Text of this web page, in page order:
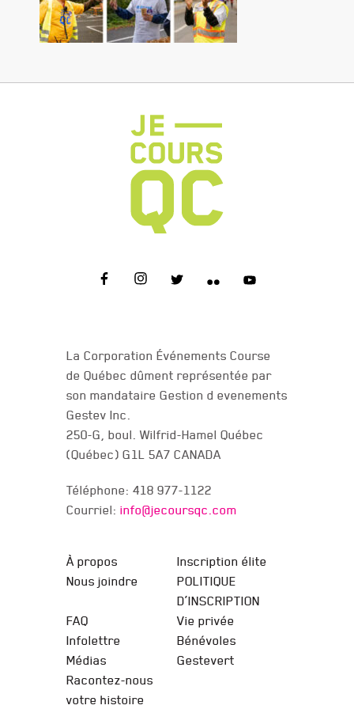
La Corporation Événements Course
de Québec dûment représentée par
son mandataire Gestion d evenements
Gestev Inc.
250-G, boul. Wilfrid-Hamel Québec
(Québec) G1L 5A7 CANADA
Téléphone: 418 977-1122
Courriel: info@jecoursqc.com
À propos
Inscription élite
Nous joindre
POLITIQUE
D’INSCRIPTION
FAQ
Vie privée
Infolettre
Bénévoles
Médias
Gestevert
Racontez-nous
votre histoire